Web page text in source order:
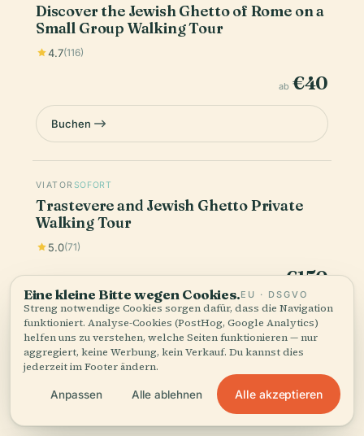
Discover the Jewish Ghetto of Rome on a
Small Group Walking Tour
4.7(116)
ab €40
Buchen
VIATOR SOFORT
Trastevere and Jewish Ghetto Private
Walking Tour
5.0(71)
€150
Buchen
Die Preise sind Richtwerte — der endgültige Preis und die
Verfügbarkeit werden beim Bezahlvorgang bestätigt. Audiala
kann eine Provision für Buchungen über diese Links verdienen.
Eine kleine Bitte wegen Cookies.EU · DSGVO
Streng notwendige Cookies sorgen dafür, dass die Navigation
funktioniert. Analyse-Cookies (PostHog, Google Analytics)
helfen uns zu verstehen, welche Seiten funktionieren — nur
aggregiert, keine Werbung, kein Verkauf. Du kannst dies
jederzeit im Footer ändern.
Anpassen Alle ablehnen Alle akzeptieren